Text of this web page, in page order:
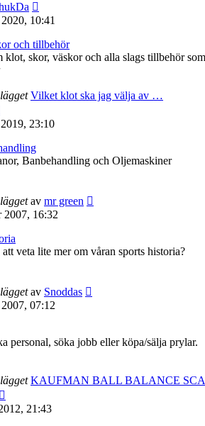
till
senaste
inlägget
10:41
och tillbehör
klot, skor, väskor och alla slags tillbehör
Vilket klot ska jag välja av …
till
senaste
inlägget
23:10
Banbehandling och Oljemaskiner
av mr green
inlägget
2007, 16:32
veta lite mer om våran sports historia?
av Snoddas
inlägget
07:12
personal, söka jobb eller köpa/sälja prylar.
KAUFMAN BALL BALANCE
till
21:43